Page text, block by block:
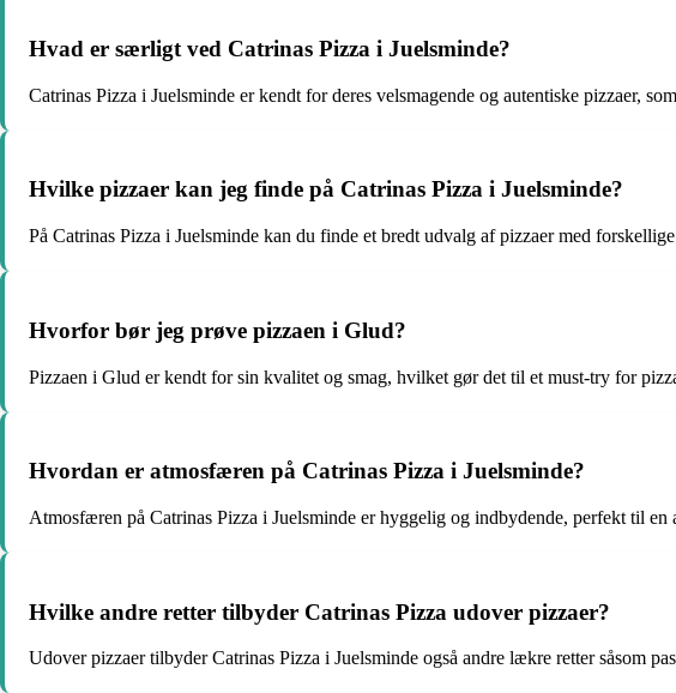
Hvad er særligt ved Catrinas Pizza i Juelsminde?
Catrinas Pizza i Juelsminde er kendt for deres velsmagende og autentiske pizzaer,
Hvilke pizzaer kan jeg finde på Catrinas Pizza i Juelsminde?
På Catrinas Pizza i Juelsminde kan du finde et bredt udvalg af pizzaer med
Hvorfor bør jeg prøve pizzaen i Glud?
Pizzaen i Glud er kendt for sin kvalitet og smag, hvilket gør det til et must-try for
Hvordan er atmosfæren på Catrinas Pizza i Juelsminde?
Atmosfæren på Catrinas Pizza i Juelsminde er hyggelig og indbydende, perfekt til en
Hvilke andre retter tilbyder Catrinas Pizza udover pizzaer?
Udover pizzaer tilbyder Catrinas Pizza i Juelsminde også andre lækre retter såsom